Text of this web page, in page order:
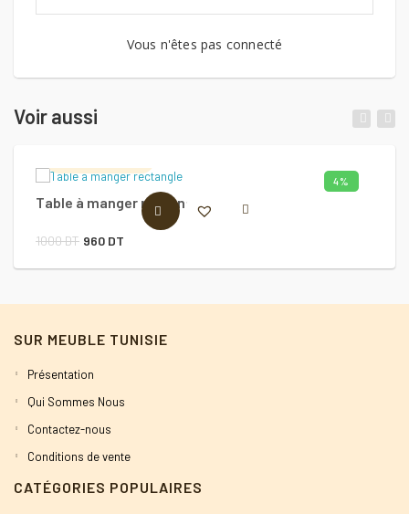
Vous n'êtes pas connecté
Voir aussi
4%
Table à manger rectangle
1000DT Le
prix
1000 DT.
960 DT
prix
960 DT.
AJOUTER AU PANIER
SUR MEUBLE TUNISIE
Présentation
Qui Sommes Nous
Contactez-nous
Conditions de vente
CATÉGORIES POPULAIRES